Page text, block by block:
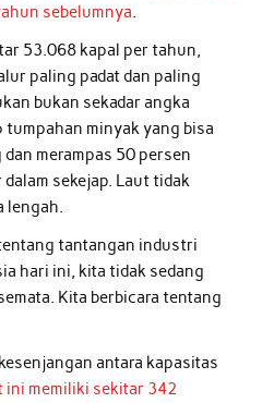
sebelumnya
53.068 kapal per tahun,
paling padat dan paling
bukan sekadar angka
minyak yang bisa
merampas 50 persen
sekejap. Laut tidak
lengah.
tantangan industri
hari ini, kita tidak sedang
Kita berbicara tentang
antara kapasitas
ini memiliki sekitar 342